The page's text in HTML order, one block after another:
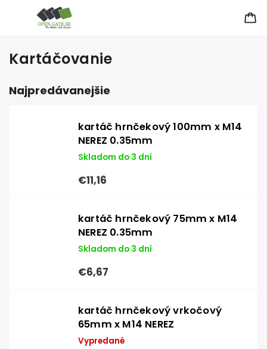
Kartáčovanie
Najpredávanejšie
kartáč hrnčekový 100mm x M14
NEREZ 0.35mm
Skladom do 3 dní
€11,16
kartáč hrnčekový 75mm x M14
NEREZ 0.35mm
Skladom do 3 dní
€6,67
kartáč hrnčekový vrkočový
65mm x M14 NEREZ
Vypredané